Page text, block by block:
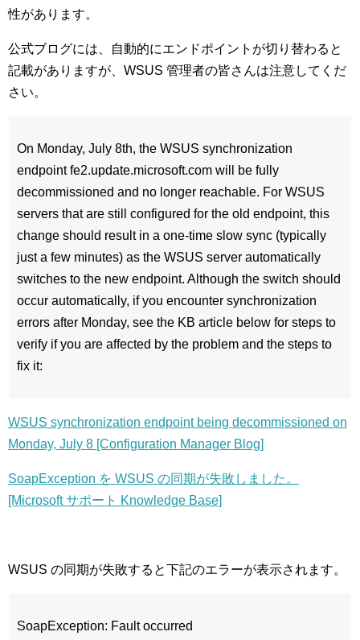
性があります。
公式ブログには、自動的にエンドポイントが切り替わると
記載がありますが、WSUS 管理者の皆さんは注意してくだ
さい。
On Monday, July 8th, the WSUS synchronization
endpoint fe2.update.microsoft.com will be fully
decommissioned and no longer reachable. For WSUS
servers that are still configured for the old endpoint, this
change should result in a one-time slow sync (typically
just a few minutes) as the WSUS server automatically
switches to the new endpoint. Although the switch should
occur automatically, if you encounter synchronization
errors after Monday, see the KB article below for steps to
verify if you are affected by the problem and the steps to
fix it:
WSUS synchronization endpoint being decommissioned on
Monday, July 8 [Configuration Manager Blog]
SoapException を WSUS の同期が失敗しました。
[Microsoft サポート Knowledge Base]
WSUS の同期が失敗すると下記のエラーが表示されます。
SoapException: Fault occurred